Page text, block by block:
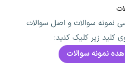
نمونه سوالات و اصل سوالات
کلید زیر کلیک کنید:
نمونه سوالات